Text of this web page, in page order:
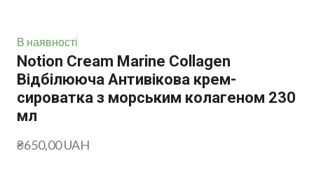
В наявності
Notion Cream Marine Collagen
Відбілююча Антивікова крем-
сироватка з морським колагеном 230
мл
₴650,00 UAH